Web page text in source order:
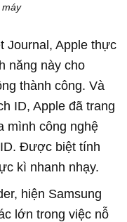
Journal, Apple thực
năng này cho
thành công. Và
ID, Apple đã trang
mình công nghệ
Được biệt tính
kì nhanh nhạy.
hiện Samsung
lớn trong việc nỗ